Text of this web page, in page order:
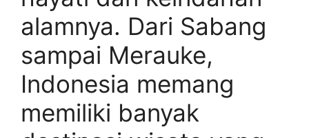
alamnya. Dari Sabang
sampai Merauke,
Indonesia memang
memiliki banyak